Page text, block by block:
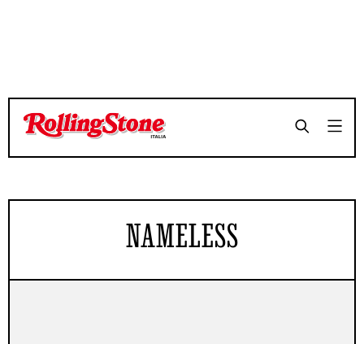
NAMELESS